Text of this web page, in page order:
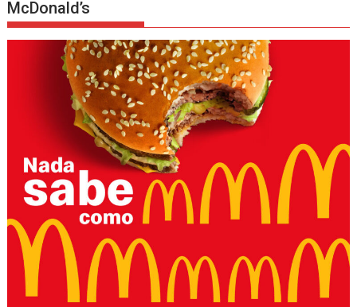
McDonald’s